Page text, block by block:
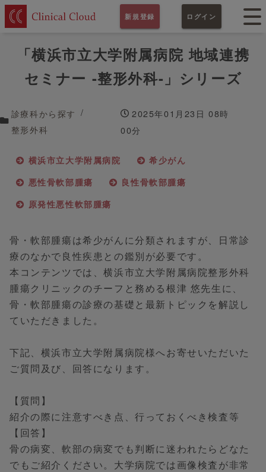
新規登録 ログイン
「横浜市立大学附属病院 地域連携
セミナー -整形外科-」シリーズ
診療科から探す
整形外科
2025年01月23日 08時
00分
横浜市立大学附属病院
希少がん
悪性骨軟部腫瘍
良性骨軟部腫瘍
原発性悪性軟部腫瘍
骨・軟部腫瘍は希少がんに分類されますが、日常診
療のなかで良性疾患との鑑別が必要です。
本コンテンツでは、横浜市立大学附属病院整形外科
腫瘍クリニックのチーフと務める根津 悠先生に、
骨・軟部腫瘍の診療の基礎と最新トピックを解説し
ていただきました。
下記、横浜市立大学附属病院様へお寄せいただいた
ご質問及び、回答になります。
【質問】
紹介の際に注意すべき点、行っておくべき検査等
【回答】
骨の病変、軟部の病変でも判断に迷われたらどなた
でもご紹介ください。大学病院では画像検査が非常